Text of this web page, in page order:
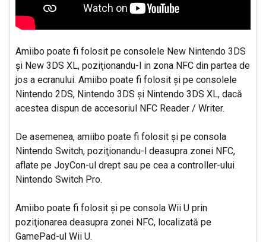
Amiibo poate fi folosit pe consolele New Nintendo 3DS
şi New 3DS XL, poziţionandu-l in zona NFC din partea de
jos a ecranului. Amiibo poate fi folosit şi pe consolele
Nintendo 2DS, Nintendo 3DS şi Nintendo 3DS XL, dacă
acestea dispun de accesoriul NFC Reader / Writer.
De asemenea, amiibo poate fi folosit şi pe consola
Nintendo Switch, poziţionandu-l deasupra zonei NFC,
aflate pe JoyCon-ul drept sau pe cea a controller-ului
Nintendo Switch Pro.
Amiibo poate fi folosit şi pe consola Wii U prin
poziţionarea deasupra zonei NFC, localizată pe
GamePad-ul Wii U.